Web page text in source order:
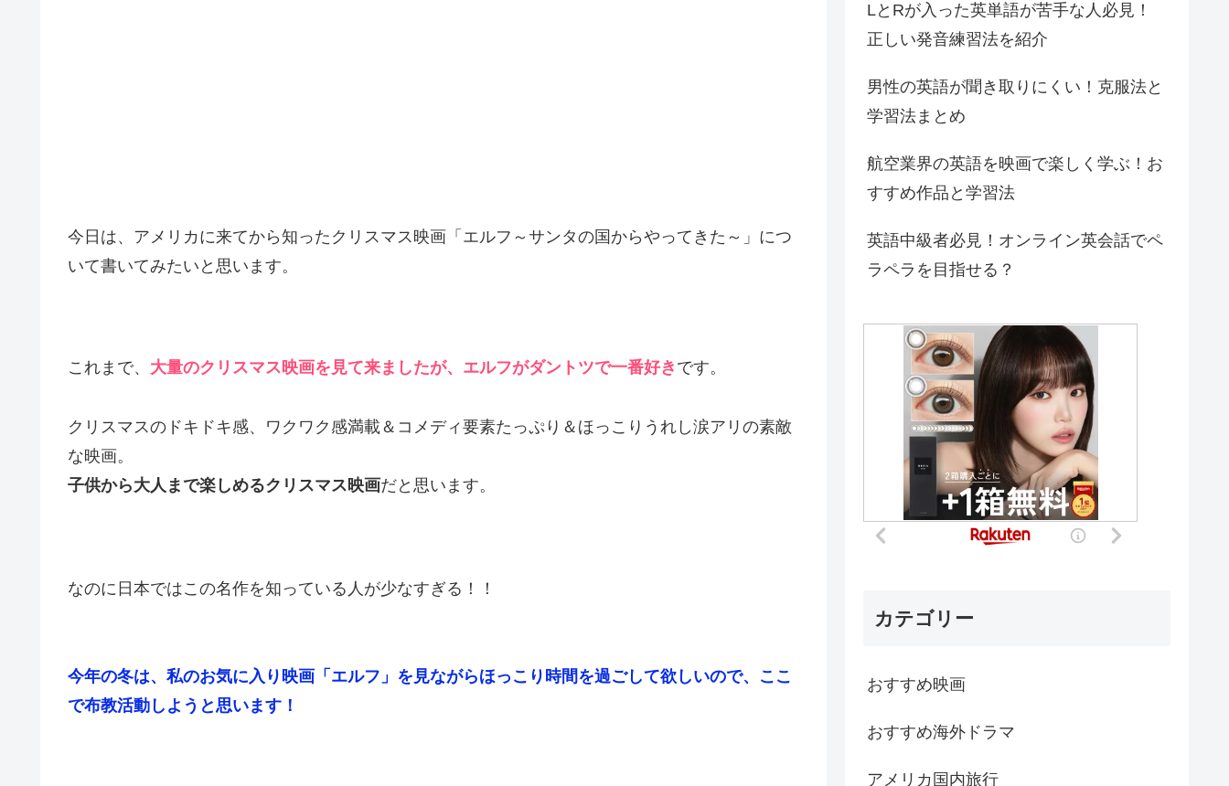
今日は、アメリカに来てから知ったクリスマス映画「エルフ～サンタの国からやってきた～」につ
いて書いてみたいと思います。
これまで、 大量のクリスマス映画を見て来ましたが、エルフがダントツで一番好き です。
クリスマスのドキドキ感、ワクワク感満載＆コメディ要素たっぷり＆ほっこりうれし涙アリの素敵
な映画。
子供から大人まで楽しめるクリスマス映画だと思います。
なのに日本ではこの名作を知っている人が少なすぎる！！
今年の冬は、私のお気に入り映画「エルフ」を見ながらほっこり時間を過ごして欲しいので、ここ
で布教活動しようと思います！
LとRが入った英単語が苦手な人必見！
正しい発音練習法を紹介
男性の英語が聞き取りにくい！克服法と
学習法まとめ
航空業界の英語を映画で楽しく学ぶ！お
すすめ作品と学習法
英語中級者必見！オンライン英会話でペ
ラペラを目指せる？
カテゴリー
おすすめ映画
おすすめ海外ドラマ
アメリカ国内旅行